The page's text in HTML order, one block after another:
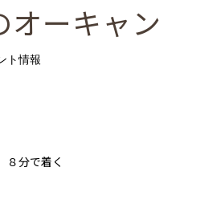
オーキャン
ト情報
８分で着く